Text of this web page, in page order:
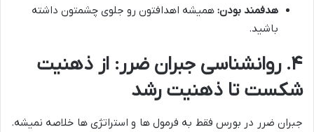
هدفمند بودن: همیشه اهدافتون رو جلوی چشمتون داشته
باشید.
۴. روانشناسی جبران ضرر: از ذهنیت
شکست تا ذهنیت رشد
جبران ضرر در بورس فقط به فرمول ها و استراتژی ها خلاصه نمیشه.